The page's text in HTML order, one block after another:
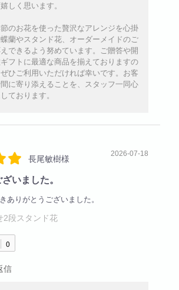
しく思います。
のお花を使った贅沢なアレンジを心掛
蘭やスタンド花、オーダーメイドのご
できるよう努めています。ご贈答や開
フトに最適な商品を揃えておりますの
ひご利用いただければ幸いです。お客
に寄り添えることを、スタッフ一同心
ております。
長尾敏樹様
2026-07-18
いました。
ありがとうございました。
2段スタンド花
0
信